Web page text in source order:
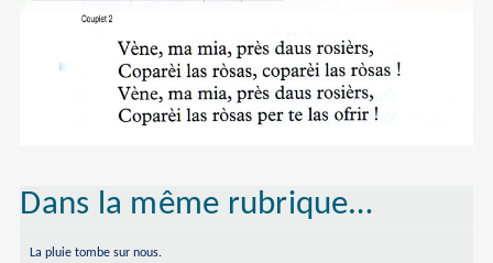
Dans la même rubrique…
La pluie tombe sur nous.